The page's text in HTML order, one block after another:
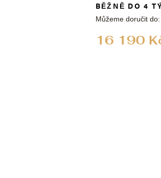
16 190
BĚŽNĚ DO 4
Můžeme doručit do: